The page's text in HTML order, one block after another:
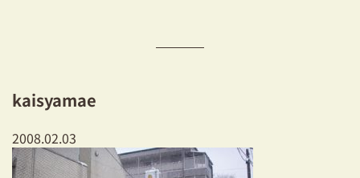
保証／アフターサポート
建て替えをお考えの方
kaisyamae
2008.02.03